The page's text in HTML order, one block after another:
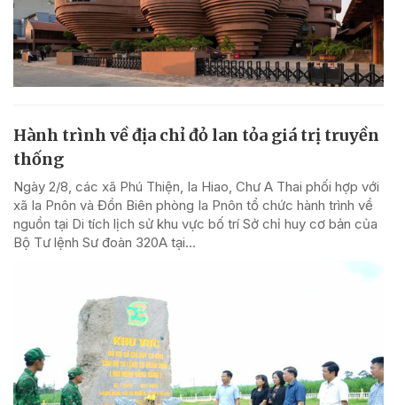
Hành trình về địa chỉ đỏ lan tỏa giá trị truyền
thống
Ngày 2/8, các xã Phú Thiện, Ia Hiao, Chư A Thai phối hợp với
xã Ia Pnôn và Đồn Biên phòng Ia Pnôn tổ chức hành trình về
nguồn tại Di tích lịch sử khu vực bố trí Sở chỉ huy cơ bản của
Bộ Tư lệnh Sư đoàn 320A tại...